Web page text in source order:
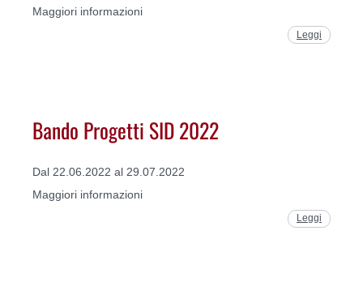
Maggiori informazioni
Leggi
Bando Progetti SID 2022
Dal 22.06.2022 al 29.07.2022
Maggiori informazioni
Leggi